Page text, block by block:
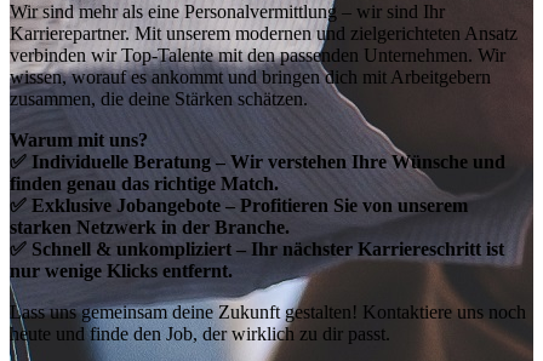
Wir sind mehr als eine Personalvermittlung – wir sind Ihr
Karrierepartner. Mit unserem modernen und zielgerichteten Ansatz
verbinden wir Top-Talente mit den passenden Unternehmen. Wir
wissen, worauf es ankommt und bringen dich mit Arbeitgebern
zusammen, die deine Stärken schätzen.
Warum mit uns?
✅ Individuelle Beratung – Wir verstehen Ihre Wünsche und
finden genau das richtige Match.
✅ Exklusive Jobangebote – Profitieren Sie von unserem
starken Netzwerk in der Branche.
✅ Schnell & unkompliziert – Ihr nächster Karriereschritt ist
nur wenige Klicks entfernt.
Lass uns gemeinsam deine Zukunft gestalten! Kontaktiere uns noch
heute und finde den Job, der wirklich zu dir passt.